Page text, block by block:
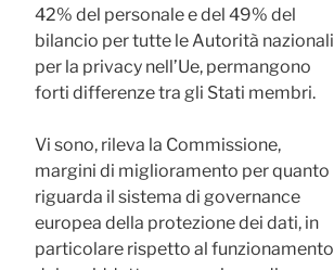
42% del personale e del 49% del
bilancio per tutte le Autorità nazionali
per la privacy nell’Ue, permangono
forti differenze tra gli Stati membri.
Vi sono, rileva la Commissione,
margini di miglioramento per quanto
riguarda il sistema di governance
europea della protezione dei dati, in
particolare rispetto al funzionamento